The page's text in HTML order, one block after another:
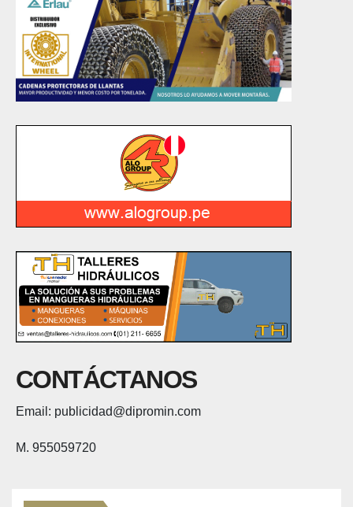
CONTÁCTANOS
Email: publicidad@dipromin.com
M. 955059720